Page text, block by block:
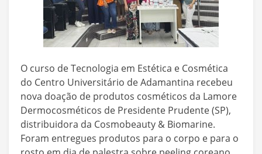
O curso de Tecnologia em Estética e Cosmética
do Centro Universitário de Adamantina recebeu
nova doação de produtos cosméticos da Lamore
Dermocosméticos de Presidente Prudente (SP),
distribuidora da Cosmobeauty & Biomarine.
Foram entregues produtos para o corpo e para o